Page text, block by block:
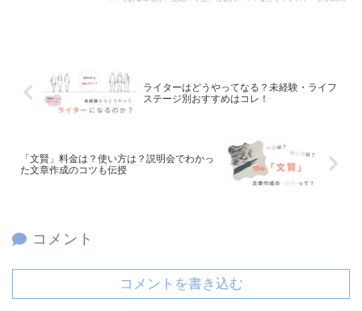
ライターはどうやってなる？未経験・ライフ
ステージ別おすすめはコレ！
「文賢」料金は？使い方は？説明会でわかっ
た文章作成のコツも伝授
コメント
コメントを書き込む